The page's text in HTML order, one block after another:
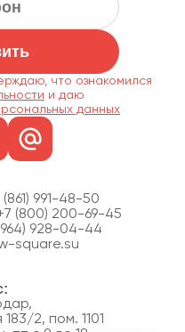
что ознакомился
данных
(861) 991-48-50
(800) 200-69-45
928-04-44
square.su
2, пом. 1101